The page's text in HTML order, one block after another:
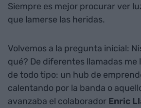
Siempre es mejor procurar ver
que lamerse las heridas.
Volvemos a la pregunta inicial:
qué? De diferentes llamadas me
de todo tipo: un hub de
calentando por la banda o
avanzaba el colaborador Enric